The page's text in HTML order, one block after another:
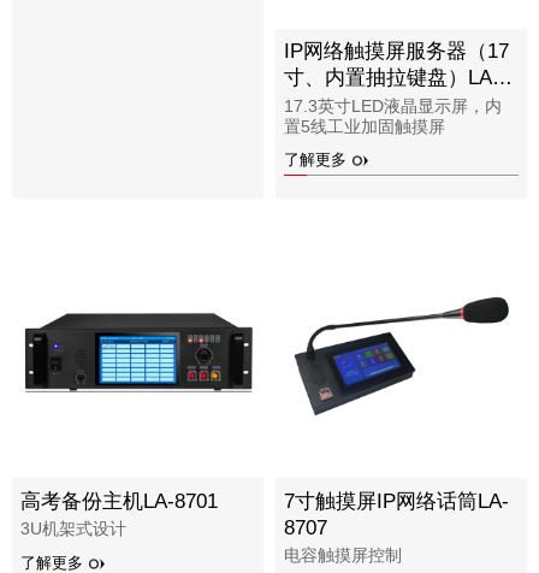
IP网络触摸屏服务器（17
寸、内置抽拉键盘）LA-
8700A
17.3英寸LED液晶显示屏，内
置5线工业加固触摸屏
了解更多
高考备份主机LA-8701
3U机架式设计
了解更多
7寸触摸屏IP网络话筒LA-
8707
电容触摸屏控制